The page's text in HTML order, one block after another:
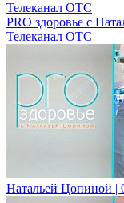
PRO здоровье с
Телеканал ОТС
Натальей Цопиной |